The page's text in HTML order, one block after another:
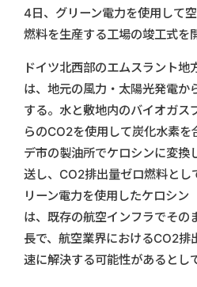
4日、グリーン電力を使用して
燃料を生産する工場の竣工式を
ドイツ北西部のエムスラント地
は、地元の風力・太陽光発電か
する。水と敷地内のバイオガス
らのCO2を使用して炭化水素を
デ市の製油所でケロシンに変換
送し、CO2排出量ゼロ燃料とし
リーン電力を使用したケロシン
は、既存の航空インフラでその
長で、航空業界におけるCO2排
速に解決する可能性があるとし